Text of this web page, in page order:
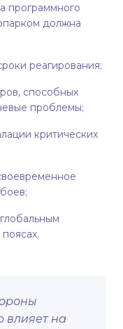
программного
должна
реагирования;
способных
проблемы;
критических
на